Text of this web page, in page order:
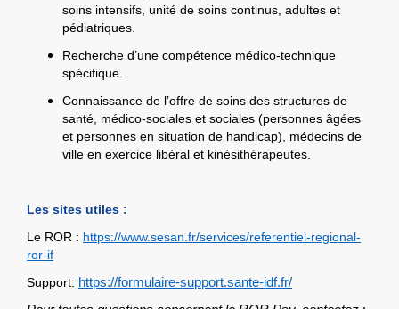
soins intensifs, unité de soins continus, adultes et
pédiatriques.
Recherche d’une compétence médico-technique
spécifique.
Connaissance de l’offre de soins des structures de
santé, médico-sociales et sociales (personnes âgées
et personnes en situation de handicap), médecins de
ville en exercice libéral et kinésithérapeutes.
Les sites utiles :
Le ROR : https://www.sesan.fr/services/referentiel-regional-
ror-if
Support: https://formulaire-support.sante-idf.fr/